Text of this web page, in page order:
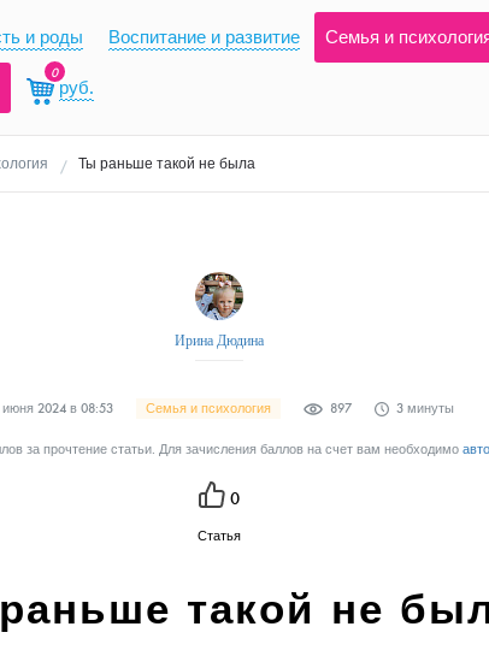
и роды Воспитание и развитие Семья и
0
руб.
Ты раньше такой не была
Ирина Дюдина
июня 2024 в 08:53 Семья и психология 897 3 минуты
за прочтение статьи. Для зачисления баллов на счет вам необходимо
0
Статья
такой не